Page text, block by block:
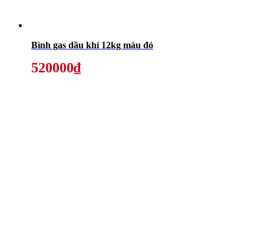
Bình gas dầu khí 12kg màu đỏ
520000₫